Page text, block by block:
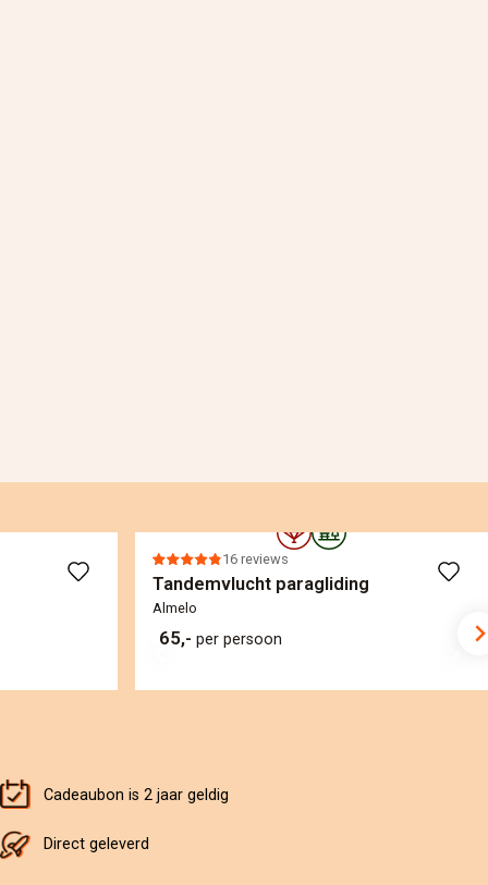
16 reviews
Tandemvlucht paragliding
Almelo
65,- per persoon
Cadeaubon is 2 jaar geldig
Direct geleverd